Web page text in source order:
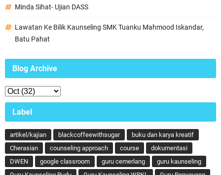
Minda Sihat- Ujian DASS
Lawatan Ke Bilik Kaunseling SMK Tuanku Mahmood Iskandar,
Batu Pahat
Blog Archive
Label
artikel/kajian blackcoffeewithsugar
buku dan karya kreatif
Cherasian
counseling approach course
dokumentasi
DWEN
google classroom guru cemerlang
guru kaunseling